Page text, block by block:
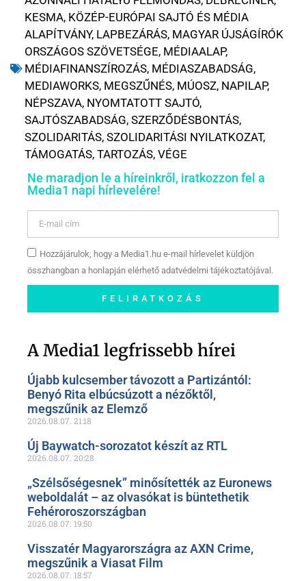
KESMA, KÖZÉP-EURÓPAI SAJTÓ ÉS MÉDIA
ALAPÍTVÁNY, LAPBEZÁRÁS, MAGYAR ÚJSÁGÍRÓK
ORSZÁGOS SZÖVETSÉGE, MÉDIAALAP,
MÉDIAFINANSZÍROZÁS, MÉDIASZABADSÁG,
MEDIAWORKS, MEGSZŰNÉS, MÚOSZ, NAPILAP,
NÉPSZAVA, NYOMTATOTT SAJTÓ,
SAJTÓSZABADSÁG, SZERZŐDÉSBONTÁS,
SZOLIDARITÁS, SZOLIDARITÁSI NYILATKOZAT,
TÁMOGATÁS, TARTOZÁS, VÉGE
Ne maradjon le a híreinkről, iratkozzon fel a
Media1 napi hírlevelére!
Hozzájárulok, hogy a Media1.hu e-mail hírlevelet küldjön
összhangban a honlapján elérhető adatvédelmi tájékoztatójával.
FELIRATKOZÁS
oldalunkon!
A Media1 legfrissebb hírei
Újabb kulcsember távozott a Partizántól:
Benyó Rita elbúcsúzott a nézőktől,
megszűnik az Elemző
2026.08.07. 21:18
Új Baywatch-sorozatot készít az RTL
2026.08.07. 20:28
„Szélsőségesnek” minősítették az Euronews
weboldalát – az olvasókat is büntethetik
Fehéroroszországban
2026.08.07. 19:50
Visszatér Magyarországra az AXN Crime,
megszűnik a Viasat Film
2026.08.07. 18:57